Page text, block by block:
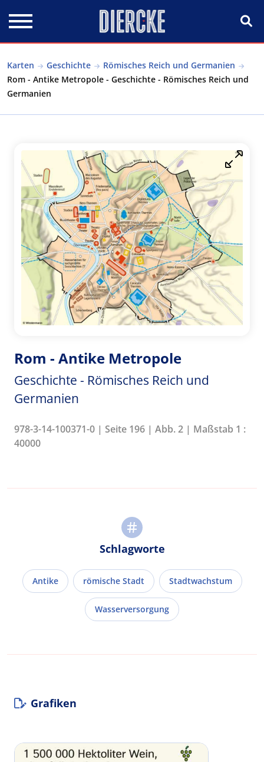
Karten Geschichte
Römisches Reich und Germanien
Rom - Antike Metropole - Geschichte - Römisches Reich und
Germanien
Rom - Antike Metropole
Geschichte - Römisches Reich und
Germanien
978-3-14-100371-0 | Seite 196 | Abb. 2 | Maßstab 1 :
40000
Schlagworte
Antike römische Stadt Stadtwachstum
Wasserversorgung
Grafiken